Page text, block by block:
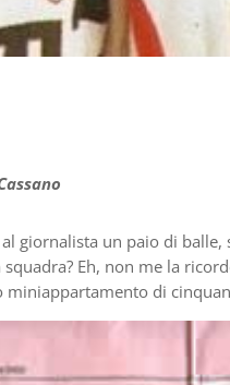
giornalista un paio di balle,
Eh, non me la
di